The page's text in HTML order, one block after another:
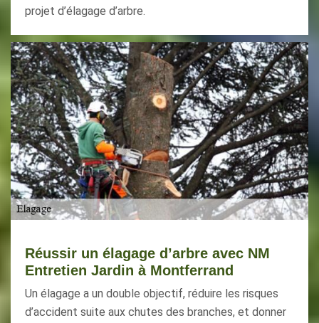
projet d’élagage d’arbre.
Réussir un élagage d’arbre avec NM
Entretien Jardin à Montferrand
Un élagage a un double objectif, réduire les risques
d’accident suite aux chutes des branches, et donner